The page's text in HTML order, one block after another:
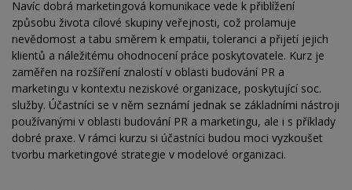
Navíc dobrá marketingová komunikace vede k přiblížení
způsobu života cílové skupiny veřejnosti, což prolamuje
nevědomost a tabu směrem k empatii, toleranci a přijetí jejich
klientů a náležitému ohodnocení práce poskytovatele. Kurz je
zaměřen na rozšíření znalostí v oblasti budování PR a
marketingu v kontextu neziskové organizace, poskytující soc.
služby. Účastníci se v něm seznámí jednak se základními nástroji
používanými v oblasti budování PR a marketingu, ale i s příklady
dobré praxe. V rámci kurzu si účastníci budou moci vyzkoušet
tvorbu marketingové strategie v modelové organizaci.